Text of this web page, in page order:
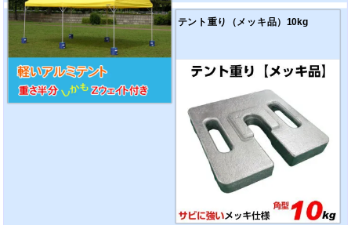
テント重り （メッキ品）10kg